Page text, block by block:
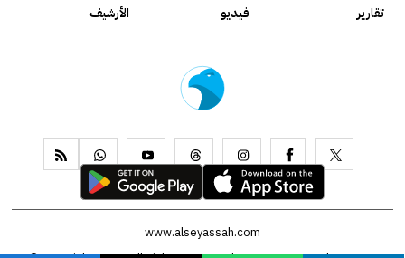
تقارير
فيديو الأرشيف
www.alseyassah.com